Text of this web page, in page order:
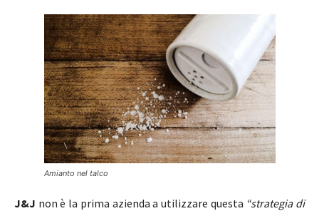
Amianto nel talco
J&J non è la prima azienda a utilizzare questa “strategia di